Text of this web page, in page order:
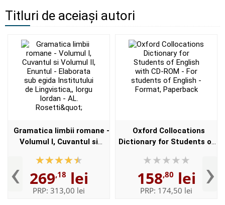
Titluri de aceiași autori
‹
Gramatica limbii romane -
Volumul I, Cuvantul si
Elaborata sub egida
Institutului de
Lingvistica,,...
269,18 lei
PRP: 313,00 lei
Oxford Collocations
Dictionary for Students of
students of English -
Format, Paperback
158,80 lei
PRP: 174,50 lei ›